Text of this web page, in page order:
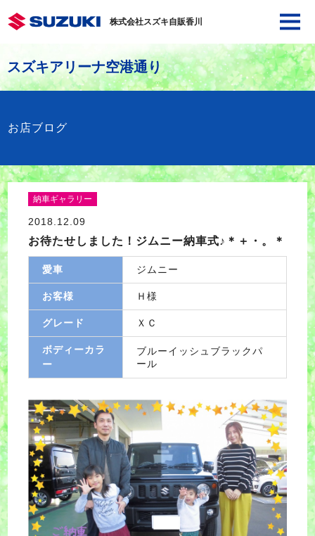
株式会社スズキ自販香川
スズキアリーナ空港通り
お店ブログ
納車ギャラリー
2018.12.09
お待たせしました！ジムニー納車式♪＊＋・。＊
愛車 ジムニー
お客様 Ｈ様
グレード ＸＣ
ボディーカラ
ー
ブルーイッシュブラックパ
ール